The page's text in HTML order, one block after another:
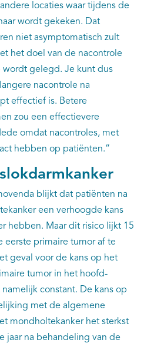
locaties waar tijdens de
wordt gekeken. Dat
niet asymptomatisch zult
het doel van de nacontrole
wordt gelegd. Je kunt dus
nacontrole na
effectief is. Betere
zou een effectievere
omdat nacontroles, met
hebben op patiënten.”
blijkt dat patiënten na
een verhoogde kans
hebben. Maar dit risico lijkt 15
eerste primaire tumor af te
geval voor de kans op het
tumor in het hoofd-
constant. De kans op
met de algemene
mondholtekanker het sterkst
jaar na behandeling van de